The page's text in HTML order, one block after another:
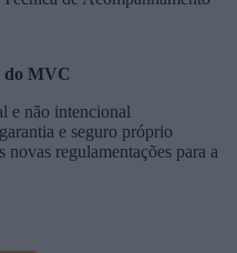
do MVC
e não intencional
e seguro próprio
novas regulamentações para a